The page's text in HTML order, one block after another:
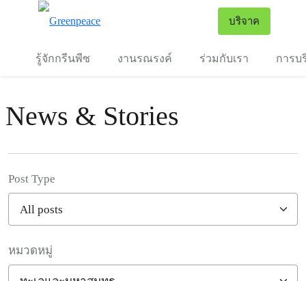
บริจาค
รู้จักกรีนพีซ งานรณรงค์ ร่วมกับเรา การบ
News & Stories
Post Type
หมวดหมู่